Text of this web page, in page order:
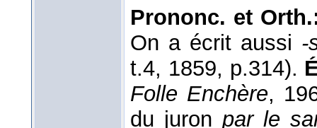
Prononc. et
On a écrit aussi -
t.4, 1859, p.314).
Folle Enchère,
du juron par le